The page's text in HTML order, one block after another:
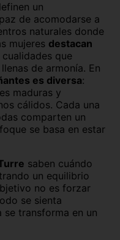
un
de acomodarse a
naturales donde
mujeres destacan
cualidades que
de armonía. En
es diversa:
maduras y
cálidos. Cada una
comparten un
se basa en estar
saben cuándo
un equilibrio
no es forzar
se sienta
se transforma en un